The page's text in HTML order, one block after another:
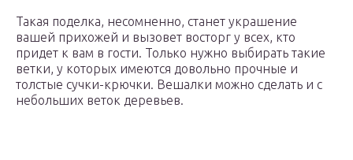
Такая поделка, несомненно, станет украшение
вашей прихожей и вызовет восторг у всех, кто
придет к вам в гости. Только нужно выбирать такие
ветки, у которых имеются довольно прочные и
толстые сучки-крючки. Вешалки можно сделать и с
небольших веток деревьев.